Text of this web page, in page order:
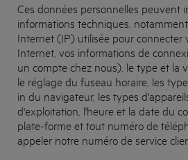
Ces données personnelles peuvent
informations techniques,
Internet (IP) utilisée pour connecter
Internet, vos informations de
un compte chez nous), le type et la
le réglage du fuseau horaire, les
in du navigateur, les types
d'exploitation, l'heure et la date du
plate-forme et tout numéro de
appeler notre numéro de service